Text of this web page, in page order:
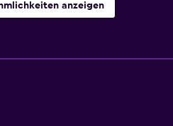
anzeigen